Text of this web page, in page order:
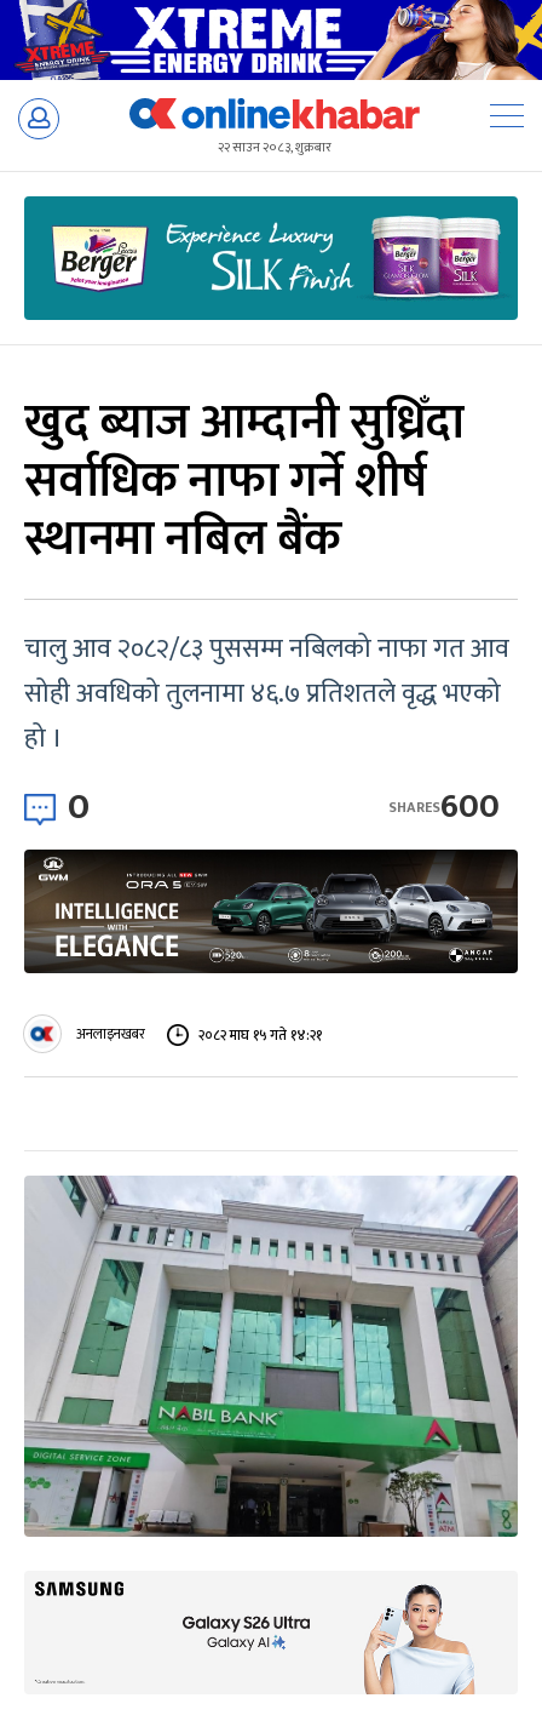
Skip
२२ साउन २०८३, शुक्रबार
खुद ब्याज आम्दानी सुध्रिँदा
सर्वाधिक नाफा गर्ने शीर्ष
स्थानमा नबिल बैंक
चालु आव २०८२/८३ पुससम्म नबिलको नाफा गत आव
सोही अवधिको तुलनामा ४६.७ प्रतिशतले वृद्ध भएको
हो ।
0 600
SHARES
अनलाइनखबर २०८२ माघ १५ गते १४:२१